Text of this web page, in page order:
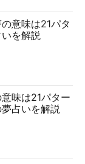
意味は21パタ
を解説
意味は21パター
占いを解説